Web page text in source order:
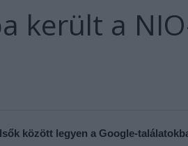
került a
között legyen a Google-